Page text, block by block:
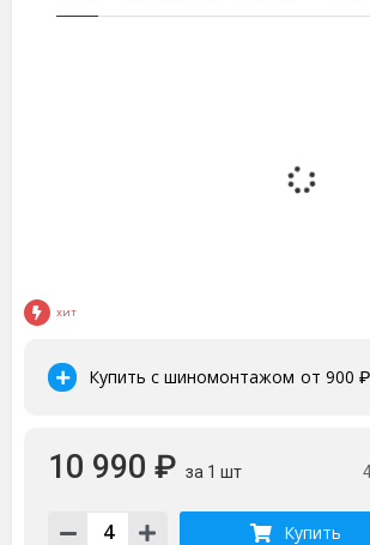
ХИТ
Купить с шиномонтажом от 900 ₽
10 990 ₽ за 1 шт
Купить